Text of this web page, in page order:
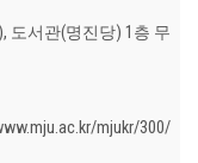
도서관(명진당) 1층 무
mjukr/300/